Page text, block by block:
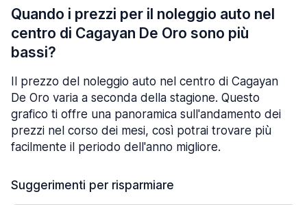
Quando i prezzi per il noleggio auto nel
centro di Cagayan De Oro sono più
bassi?
Il prezzo del noleggio auto nel centro di Cagayan
De Oro varia a seconda della stagione. Questo
grafico ti offre una panoramica sull'andamento dei
prezzi nel corso dei mesi, così potrai trovare più
facilmente il periodo dell'anno migliore.
Suggerimenti per risparmiare